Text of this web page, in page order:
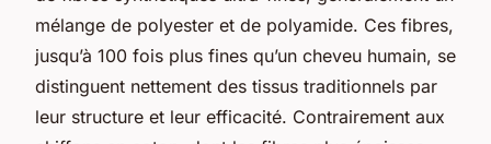
mélange de polyester et de polyamide. Ces fibres,
jusqu’à 100 fois plus fines qu’un cheveu humain, se
distinguent nettement des tissus traditionnels par
leur structure et leur efficacité. Contrairement aux